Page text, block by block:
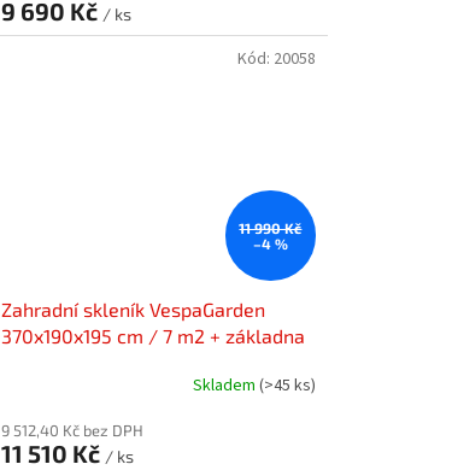
9 690 Kč / ks
11 990 Kč
–4 %
Zahradní skleník VespaGarden
370x190x195 cm / 7 m2 + základna
Skladem (>45 ks)
9 512,40 Kč bez DPH
11 510 Kč / ks
Kód: 20058